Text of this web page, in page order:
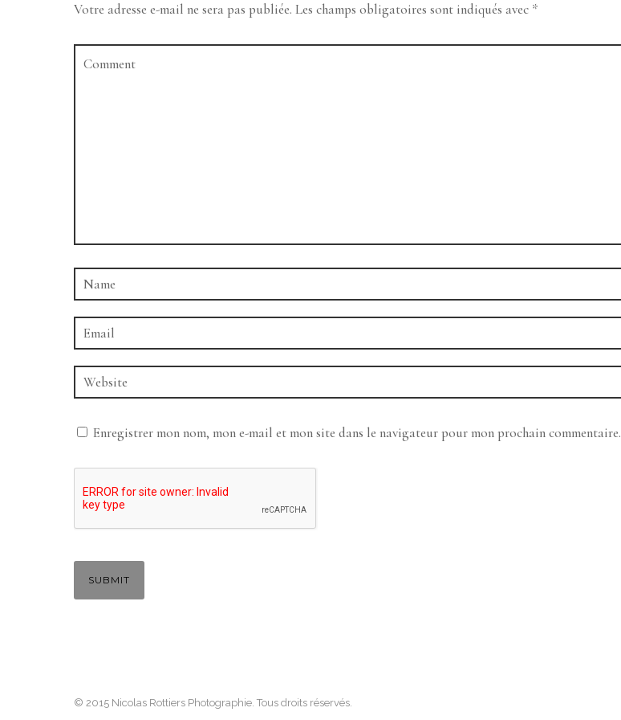
Votre adresse e-mail ne sera pas publiée. Les champs obligatoires sont indiqués avec *
Enregistrer mon nom, mon e-mail et mon site dans le navigateur pour mon prochain commentaire.
© 2015 Nicolas Rottiers Photographie. Tous droits réservés.